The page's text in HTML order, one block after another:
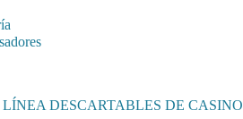
LÍNEA DESCARTABLES DE CASINO